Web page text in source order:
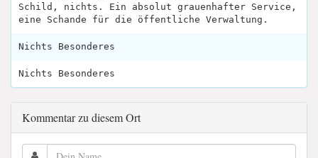
Schild, nichts. Ein absolut grauenhafter Service,
eine Schande für die öffentliche Verwaltung.
Nichts Besonderes
Nichts Besonderes
Kommentar zu diesem Ort